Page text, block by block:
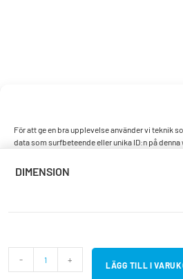
För att ge en bra upplevelse använder vi teknik
data som surfbeteende eller unika ID:n på
DIMENSION
- + LÄGG TILL I